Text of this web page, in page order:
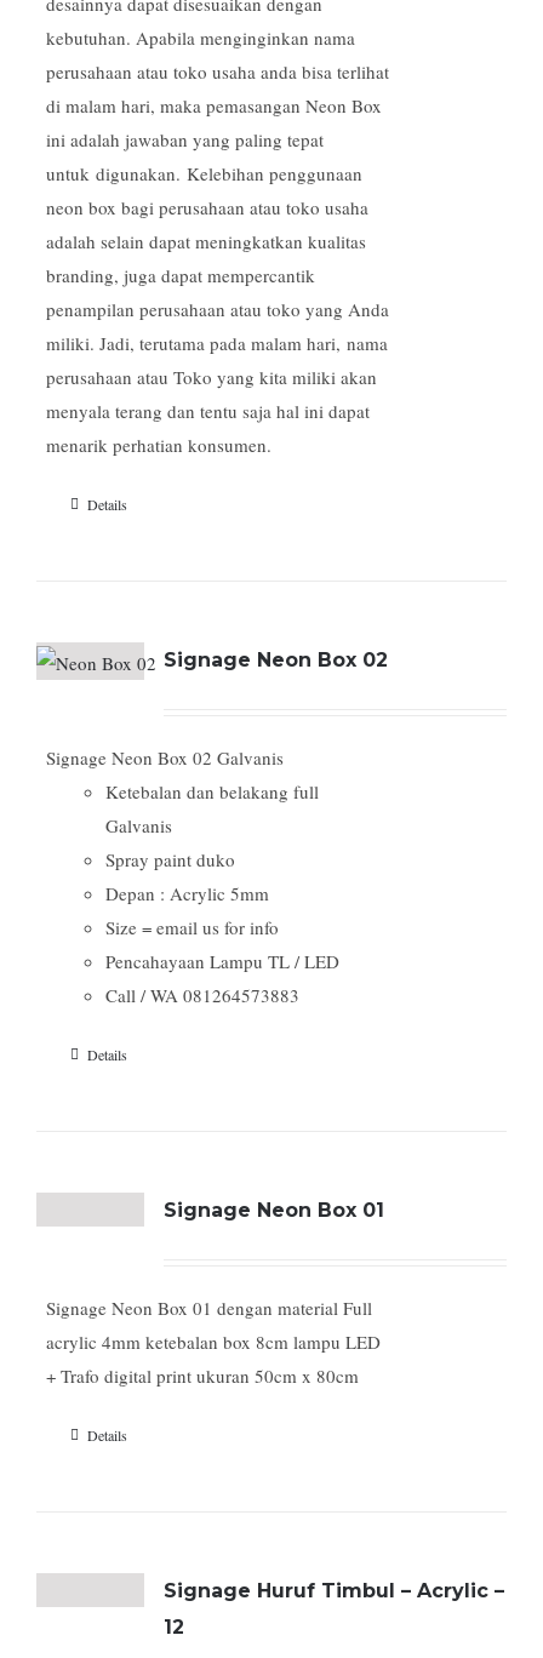
kebutuhan. Apabila menginginkan nama
perusahaan atau toko usaha anda bisa terlihat
di malam hari, maka pemasangan Neon Box
ini adalah jawaban yang paling tepat
untuk digunakan. Kelebihan penggunaan
neon box bagi perusahaan atau toko usaha
adalah selain dapat meningkatkan kualitas
branding, juga dapat mempercantik
penampilan perusahaan atau toko yang Anda
miliki. Jadi, terutama pada malam hari, nama
perusahaan atau Toko yang kita miliki akan
menyala terang dan tentu saja hal ini dapat
menarik perhatian konsumen.
Details
Signage Neon Box 02
Signage Neon Box 02 Galvanis
Ketebalan dan belakang full
Galvanis
Spray paint duko
Depan : Acrylic 5mm
Size = email us for info
Pencahayaan Lampu TL / LED
Call / WA 081264573883
Details
Signage Neon Box 01
Signage Neon Box 01 dengan material Full
acrylic 4mm ketebalan box 8cm lampu LED
+ Trafo digital print ukuran 50cm x 80cm
Details
Signage Huruf Timbul – Acrylic –
12